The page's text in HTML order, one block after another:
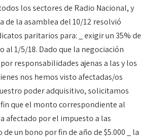
los sectores de Radio Nacional, y
de la asamblea del 10/12 resolvió
paritarios para: _ exigir un 35% de
al 1/5/18. Dado que la negociación
responsabilidades ajenas a las y los
nos hemos visto afectadas/os
poder adquisitivo, solicitamos
que el monto correspondiente al
afectado por el impuesto a las
de un bono por fin de año de $5.000 _ la